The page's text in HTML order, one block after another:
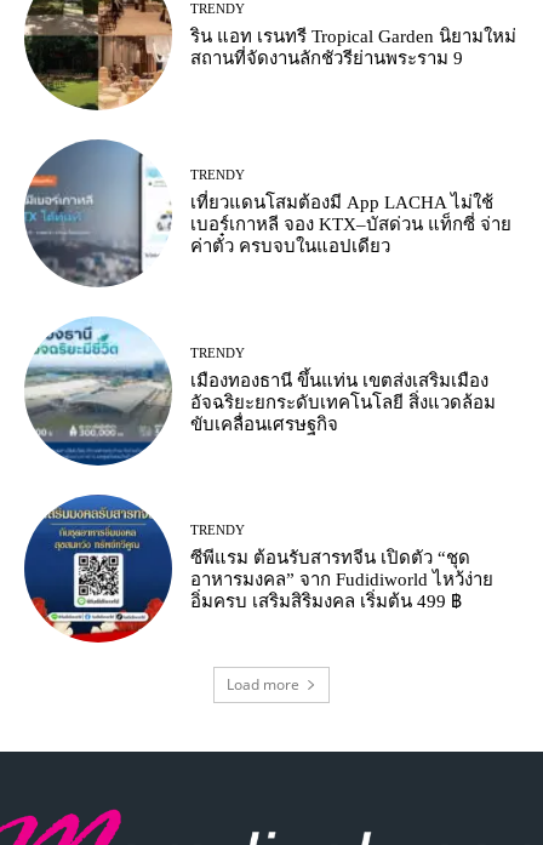
TRENDY
ริน แอท เรนทรี Tropical Garden นิยามใหม่
สถานที่จัดงานลักชัวรีย่านพระราม 9
TRENDY
เที่ยวแดนโสมต้องมี App LACHA ไม่ใช้
เบอร์เกาหลี จอง KTX–บัสด่วน แท็กซี่ จ่าย
ค่าตั๋ว ครบจบในแอปเดียว
TRENDY
เมืองทองธานี ขึ้นแท่น เขตส่งเสริมเมือง
อัจฉริยะยกระดับเทคโนโลยี สิ่งแวดล้อม
ขับเคลื่อนเศรษฐกิจ
TRENDY
ซีพีแรม ต้อนรับสารทจีน เปิดตัว “ชุด
อาหารมงคล” จาก Fudidiworld ไหว้ง่าย
อิ่มครบ เสริมสิริมงคล เริ่มต้น 499 ฿
Load more